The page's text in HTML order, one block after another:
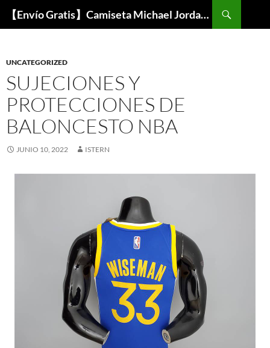
【Envío Gratis】Camiseta Michael Jordan NBA Barata
Buscar
UNCATEGORIZED
SUJECIONES Y
PROTECCIONES DE
BALONCESTO NBA
JUNIO 10, 2022 ISTERN